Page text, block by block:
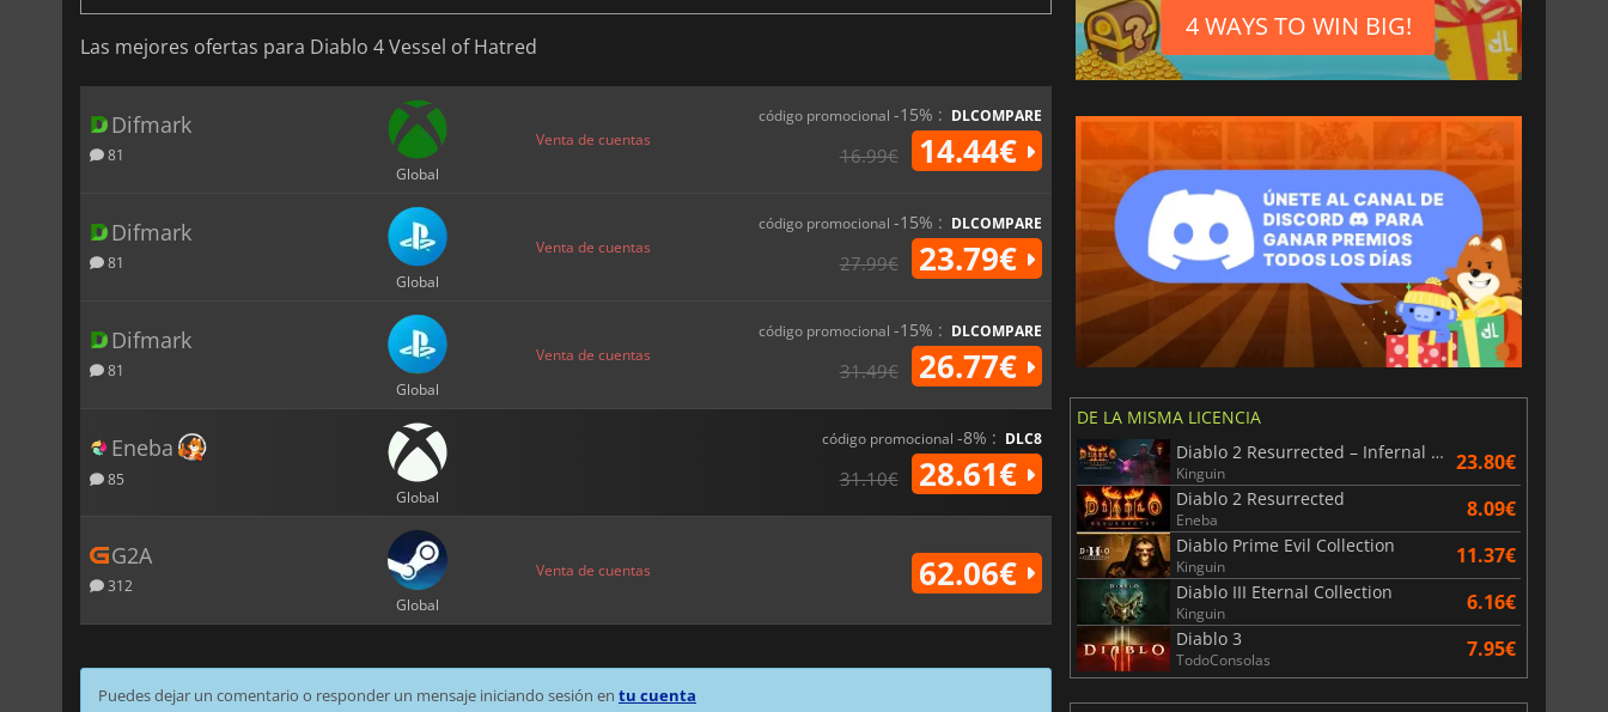
Las mejores ofertas para Diablo 4 Vessel of Hatred
Difmark
81
Global
Venta de cuentas
código promocional -15% : DLCOMPARE
16.99€ 14.44€
Difmark
81
Global
Venta de cuentas
código promocional -15% : DLCOMPARE
27.99€ 23.79€
Difmark
81
Global
Venta de cuentas
código promocional -15% : DLCOMPARE
31.49€ 26.77€
Eneba
85
Global
código promocional -8% : DLC8
31.10€ 28.61€
G2A
312
Global
Venta de cuentas 62.06€
Puedes dejar un comentario o responder un mensaje iniciando sesión en tu cuenta
4 WAYS TO WIN BIG!
DE LA MISMA LICENCIA
Diablo 2 Resurrected – Infernal Edition
Kinguin 23.80€
Diablo 2 Resurrected
Eneba 8.09€
Diablo Prime Evil Collection
Kinguin 11.37€
Diablo III Eternal Collection
Kinguin 6.16€
Diablo 3
TodoConsolas 7.95€